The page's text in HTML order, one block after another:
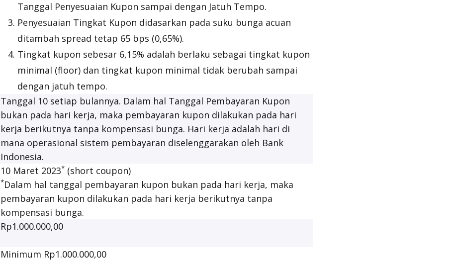
Tanggal Penyesuaian Kupon sampai dengan Jatuh Tempo.
Penyesuaian Tingkat Kupon didasarkan pada suku bunga acuan
ditambah spread tetap 65 bps (0,65%).
Tingkat kupon sebesar 6,15% adalah berlaku sebagai tingkat kupon
minimal (floor) dan tingkat kupon minimal tidak berubah sampai
dengan jatuh tempo.
Tanggal 10 setiap bulannya. Dalam hal Tanggal Pembayaran Kupon
bukan pada hari kerja, maka pembayaran kupon dilakukan pada hari
kerja berikutnya tanpa kompensasi bunga. Hari kerja adalah hari di
mana operasional sistem pembayaran diselenggarakan oleh Bank
Indonesia.
10 Maret 2023* (short coupon)
*Dalam hal tanggal pembayaran kupon bukan pada hari kerja, maka
pembayaran kupon dilakukan pada hari kerja berikutnya tanpa
kompensasi bunga.
Rp1.000.000,00
Minimum Rp1.000.000,00